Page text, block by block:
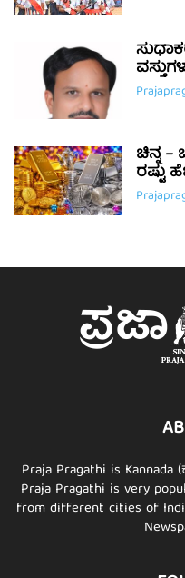
ಚಿನ್ನ
ರಷ್ಟು
Praja Pragathi is Kannada
Praja Pragathi is very
from different cities of